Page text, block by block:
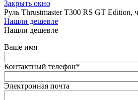
Закрыть окно
Руль Thrustmaster T300 RS GT Edition,
Нашли дешевле
Нашли дешевле
Ваше имя
Контактный телефон*
Электронная почта